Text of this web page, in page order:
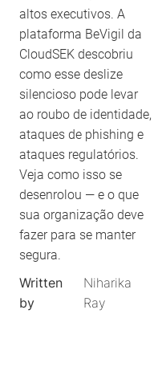
altos executivos. A
plataforma BeVigil da
CloudSEK descobriu
como esse deslize
silencioso pode levar
ao roubo de identidade,
ataques de phishing e
ataques regulatórios.
Veja como isso se
desenrolou — e o que
sua organização deve
fazer para se manter
segura.
Written
by
Niharika
Ray